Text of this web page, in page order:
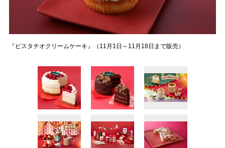
『ピスタチオクリームケーキ』（11月1日～11月18日まで販売）